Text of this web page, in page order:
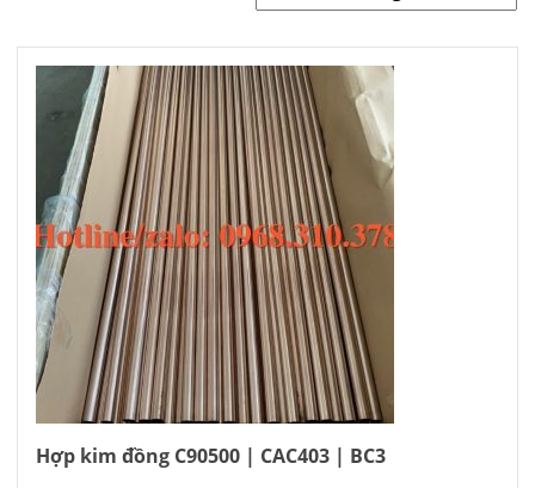
Hợp kim đồng C90500 | CAC403 | BC3